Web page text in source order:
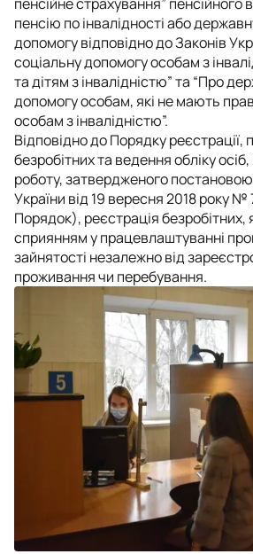
пенсію по інвалідності або
допомогу відповідно до Законів
соціальну допомогу особам з
та дітям з інвалідністю” та “Про
допомогу особам, які не мають
особам з інвалідністю”.
Відповідно до Порядку реєстрації,
безробітних та ведення обліку
роботу, затвердженого постановою
України від 19 вересня 2018 року №
Порядок), реєстрація безробітних,
сприянням у працевлаштуванні
зайнятості незалежно від
проживання чи перебування.